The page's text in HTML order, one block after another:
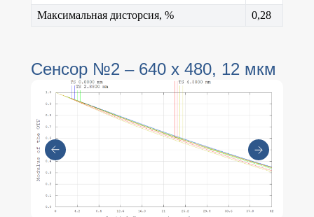
Максимальная дисторсия, % 0,28
Сенсор №2 – 640 х 480, 12 мкм